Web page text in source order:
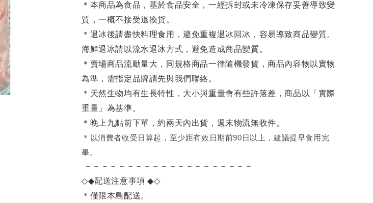
＊本商品為食品，基於食品安全，一經拆封或未冷凍保存妥善導致變
質，一概不接受退換貨。
＊退冰後請盡快料理食用，避免重複退冰回冰，容易導致商品變質。
海鮮退冰請以流水退冰方式，避免造成商品變質。
＊賣場商品流動量大，同規格商品一律隨機發貨，商品內容物以實物
為準，需指定品牌請先與我們聯絡。
＊天然生物均有生長特性，大小與重量會有些許落差，商品以「實際
重量」為基準。
＊晚上九點前下單，約兩天內出貨，週末物流無收件。
＊ 以消費者收受日算起，至少距有效日期前90日以上，建議提早食用完
畢。
－－－－－－－－－－－－－－－－－－－－
◇◆配送注意事項◆◇
＊僅限本島配送。